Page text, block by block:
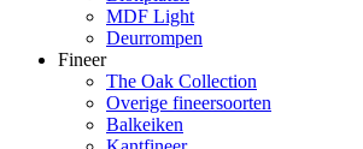
MDF Light
Deurrompen
Fineer
The Oak Collection
Overige fineersoorten
Balkeiken